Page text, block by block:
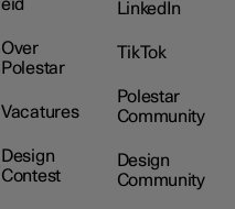
eid
Over
Polestar
Vacatures
Design
Contest
LinkedIn
TikTok
Polestar
Community
Design
Community